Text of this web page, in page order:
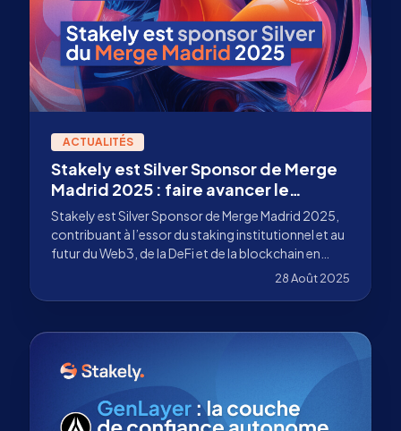
ACTUALITÉS
Stakely est Silver Sponsor de Merge
Madrid 2025 : faire avancer le
staking institutionnel
Stakely est Silver Sponsor de Merge Madrid 2025,
contribuant à l’essor du staking institutionnel et au
futur du Web3, de la DeFi et de la blockchain en
28 Août 2025